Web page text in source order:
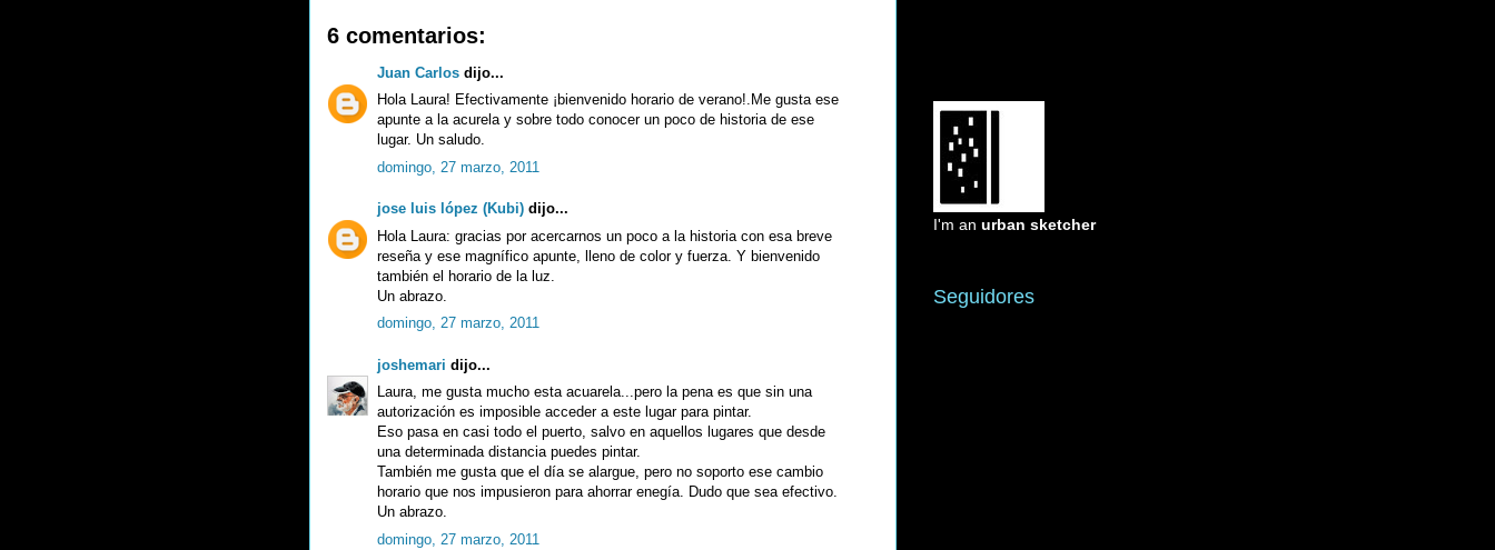
6 comentarios:
Juan Carlos dijo...
Hola Laura! Efectivamente ¡bienvenido horario de verano!.Me gusta ese
apunte a la acurela y sobre todo conocer un poco de historia de ese
lugar. Un saludo.
domingo, 27 marzo, 2011
jose luis lópez (Kubi) dijo...
Hola Laura: gracias por acercarnos un poco a la historia con esa breve
reseña y ese magnífico apunte, lleno de color y fuerza. Y bienvenido
también el horario de la luz.
Un abrazo.
domingo, 27 marzo, 2011
joshemari dijo...
Laura, me gusta mucho esta acuarela...pero la pena es que sin una
autorización es imposible acceder a este lugar para pintar.
Eso pasa en casi todo el puerto, salvo en aquellos lugares que desde
una determinada distancia puedes pintar.
También me gusta que el día se alargue, pero no soporto ese cambio
horario que nos impusieron para ahorrar enegía. Dudo que sea efectivo.
Un abrazo.
domingo, 27 marzo, 2011
I'm an urban sketcher
Seguidores